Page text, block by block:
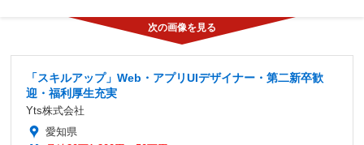
「スキルアップ」Web・アプリUIデザイナー・第二新卒歓
迎・福利厚生充実
Yts株式会社
愛知県